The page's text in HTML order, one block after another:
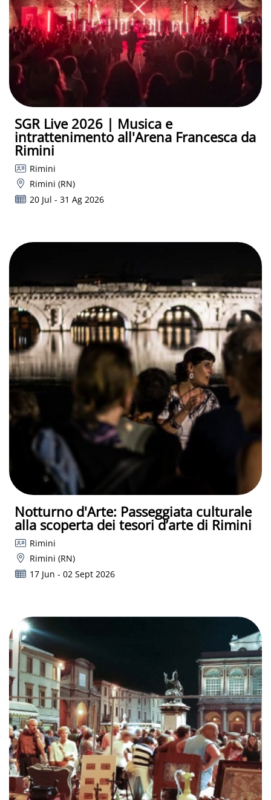
SGR Live 2026 | Musica e
intrattenimento all'Arena Francesca da
Rimini
Rimini
Rimini (RN)
20 Jul - 31 Ag 2026
Notturno d'Arte: Passeggiata culturale
alla scoperta dei tesori d’arte di Rimini
Rimini
Rimini (RN)
17 Jun - 02 Sept 2026